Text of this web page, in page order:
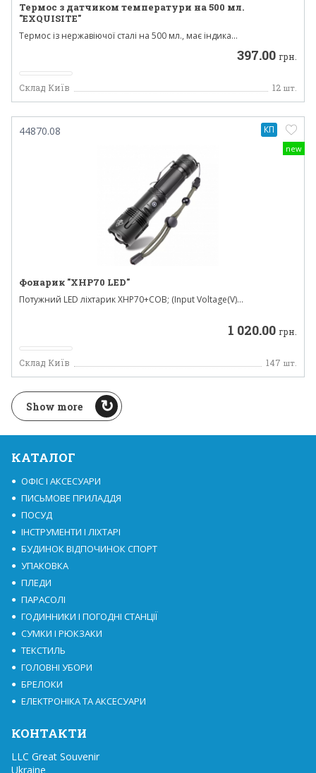
Термос з датчиком температури на 500 мл.
"EXQUISITE"
Термос із нержавіючої сталі на 500 мл., має індика...
397.00 грн.
Склад Київ 12 шт.
new
44870.08
Фонарик "XHP70 LED"
Потужний LED ліхтарик XHP70+COB; (Input Voltage(V)...
1 020.00 грн.
Склад Київ 147 шт.
КП
Show more
КАТАЛОГ
ОФІС І АКСЕСУАРИ
ПИСЬМОВЕ ПРИЛАДДЯ
ПОСУД
ІНСТРУМЕНТИ І ЛІХТАРІ
БУДИНОК ВІДПОЧИНОК СПОРТ
УПАКОВКА
ПЛЕДИ
ПАРАСОЛІ
ГОДИННИКИ І ПОГОДНІ СТАНЦІЇ
СУМКИ І РЮКЗАКИ
ТЕКСТИЛЬ
ГОЛОВНІ УБОРИ
БРЕЛОКИ
ЕЛЕКТРОНІКА ТА АКСЕСУАРИ
КОНТАКТИ
LLC Great Souvenir
Ukraine